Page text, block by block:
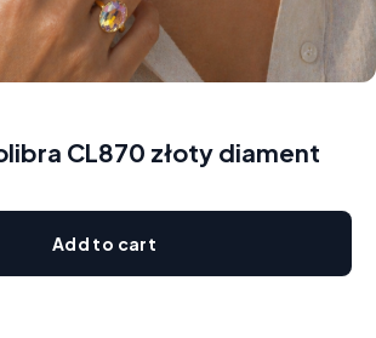
CL870 złoty diament
Add to cart